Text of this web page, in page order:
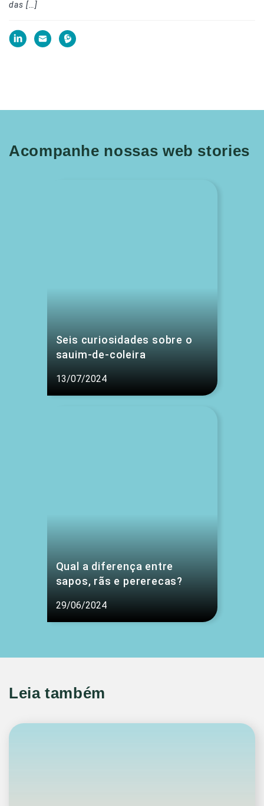
das […]
Acompanhe nossas web stories
Seis curiosidades sobre o
sauim-de-coleira
13/07/2024
Qual a diferença entre
sapos, rãs e pererecas?
29/06/2024
Leia também